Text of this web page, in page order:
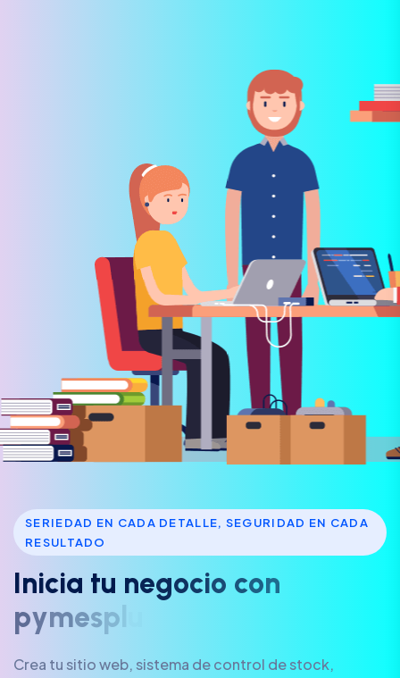
SERIEDAD EN CADA DETALLE, SEGURIDAD EN CADA
RESULTADO
Inicia tu negocio con
pymesp
Crea tu sitio web, sistema de control de stock,